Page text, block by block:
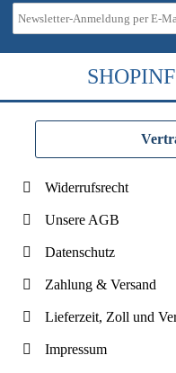
Widerrufsrecht
Unsere AGB
Datenschutz
Zahlung & Versand
Lieferzeit, Zoll und
Impressum